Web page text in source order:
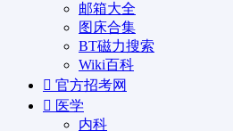
邮箱大全
图床合集
BT磁力搜索
Wiki百科
官方招考网
医学
内科